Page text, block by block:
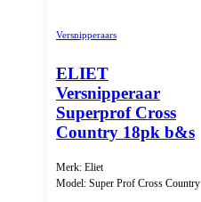
Versnipperaars
ELIET
Versnipperaar
Superprof Cross
Country 18pk b&s
Merk: Eliet
Model: Super Prof Cross Country